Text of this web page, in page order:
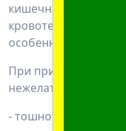
кишечника или
кровотечением
особенно у пожилых
При применении
нежелательных
- тошнота, рвота